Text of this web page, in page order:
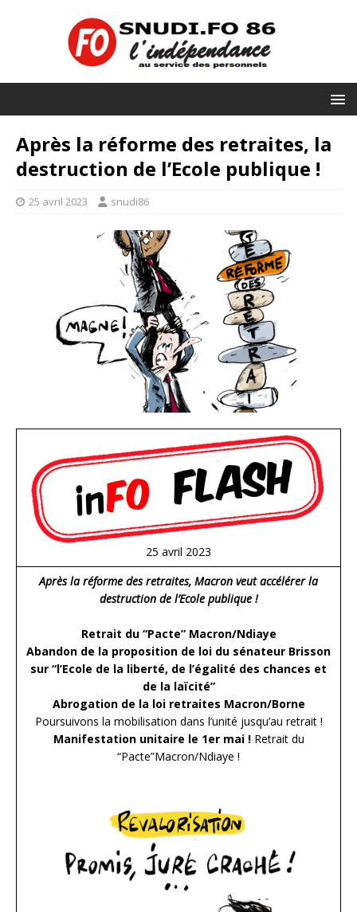
Après la réforme des retraites, la
destruction de l’Ecole publique !
25 avril 2023 snudi86
25 avril 2023
Après la réforme des retraites, Macron veut accélérer la
destruction de l’Ecole publique !
Retrait du “Pacte” Macron/Ndiaye
Abandon de la proposition de loi du sénateur Brisson
sur “l’Ecole de la liberté, de l’égalité des chances et
de la laïcité”
Abrogation de la loi retraites Macron/Borne
Poursuivons la mobilisation dans l’unité jusqu’au retrait !
Manifestation unitaire le 1er mai !­ Retrait du
“Pacte”Macron/Ndiaye !­­­­­­­­­­­